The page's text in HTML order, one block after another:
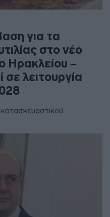
για τα
στο νέο
Ηρακλείου –
σε λειτουργία